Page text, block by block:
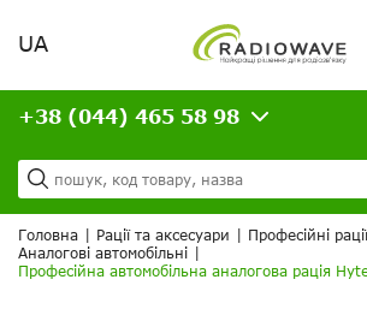
Вітаємо,
увійдіть в особистий
Доставка та оплата
Кредит
Статті
Контакти
ВАШЕ ЗАМОВЛЕННЯ
UA
+38 (044) 465 58 98
Головна Рації та аксесуари Професійні рації
Аналогові автомобільні
Професійна автомобільна аналогова рація